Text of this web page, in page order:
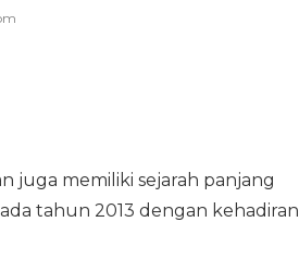
juga memiliki sejarah panjang
tahun 2013 dengan kehadiran